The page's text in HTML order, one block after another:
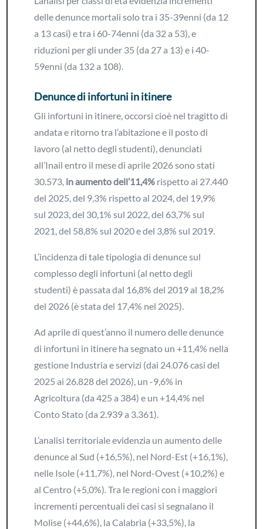
delle denunce mortali solo tra i 35-39enni (da 12
a 13 casi) e tra i 60-74enni (da 32 a 53), e
riduzioni per gli under 35 (da 27 a 13) e i 40-
59enni (da 132 a 108).
Denunce di infortuni in itinere
Gli infortuni in itinere, occorsi cioè nel tragitto di
andata e ritorno tra l’abitazione e il posto di
lavoro (al netto degli studenti), denunciati
all’Inail entro il mese di aprile 2026 sono stati
30.573, in aumento dell’11,4% rispetto ai 27.440
del 2025, del 9,3% rispetto al 2024, del 19,9%
sul 2023, del 30,1% sul 2022, del 63,7% sul
2021, del 58,8% sul 2020 e del 3,8% sul 2019.
L’incidenza di tale tipologia di denunce sul
complesso degli infortuni (al netto degli
studenti) è passata dal 16,8% del 2019 al 18,2%
del 2026 (è stata del 17,4% nel 2025).
Ad aprile di quest’anno il numero delle denunce
di infortuni in itinere ha segnato un +11,4% nella
gestione Industria e servizi (dai 24.076 casi del
2025 ai 26.828 del 2026), un -9,6% in
Agricoltura (da 425 a 384) e un +14,4% nel
Conto Stato (da 2.939 a 3.361).
L’analisi territoriale evidenzia un aumento delle
denunce al Sud (+16,5%), nel Nord-Est (+16,1%),
nelle Isole (+11,7%), nel Nord-Ovest (+10,2%) e
al Centro (+5,0%). Tra le regioni con i maggiori
incrementi percentuali dei casi si segnalano il
Molise (+44,6%), la Calabria (+33,5%), la